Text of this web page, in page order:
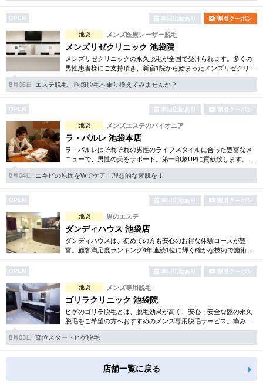
OPEN 本日出勤あり 割引クーポン
池袋 メンズ医療レーザー脱毛
メンズリゼクリニック 池袋院
メンズリゼクリニックの永久脱毛が全国で受けられます。多くの
男性患者様にご支持頂き、新宿1院から始まったメンズリゼクリニ
ックが、現在では提携院含め全国10院を展開するクリニックにな
りました。
8月06日 エステ脱毛→医療脱毛へ乗り換えてみませんか？
OPEN 本日出勤あり 割引クーポン
池袋 メンズエステのパイオニア
ラ・パルレ 池袋本店
ラ・パルレはそれぞれの男性のライフスタイルに合った豊富なメ
ニューで、男性の美をサポート。第一印象UPに貢献致します。脱
毛や引き締め、フェイシャル等、初めての方でも安心の体験コー
スも多数ご用意。
8月04日 ニキビの原因をWでケア！理想的な素肌を！
OPEN 本日出勤あり 割引クーポン
池袋 男のエステ
ダンディハウス 池袋店
ダンディハウスは、初めての方も安心のお得な体験コースが豊
富。顧客満足度ランキング4年連続1位に輝く確かな技術で施術致
OPEN 本日出勤あり 割引クーポン
池袋 メンズ専用脱毛
ゴリラクリニック 池袋院
ヒゲのゴリラ脱毛とは、脱毛効果が高く、安心・安全な髭の永久
脱毛をご希望の方へおすすめのメンズ専用脱毛サービス。痛みに
弱い方には医療用麻酔を3種ご用意、医療認可の脱毛機のみを使
用。スキンケアも万全です。
8月03日 部位スタートヒゲ脱毛
店舗一覧に戻る